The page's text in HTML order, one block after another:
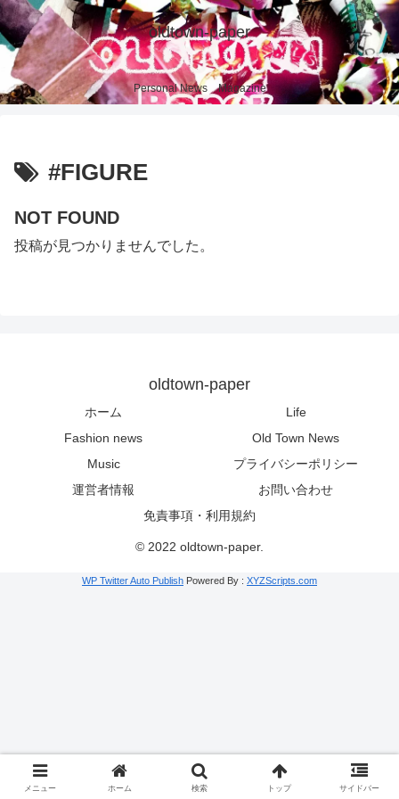
oldtown-paper
Personal News Magazine
#FIGURE
NOT FOUND
投稿が見つかりませんでした。
oldtown-paper
ホーム
Life
Fashion news
Old Town News
Music
プライバシーポリシー
運営者情報
お問い合わせ
免責事項・利用規約
© 2022 oldtown-paper.
メニュー ホーム 検索 トップ サイドバー
WP Twitter Auto Publish Powered By : XYZScripts.com